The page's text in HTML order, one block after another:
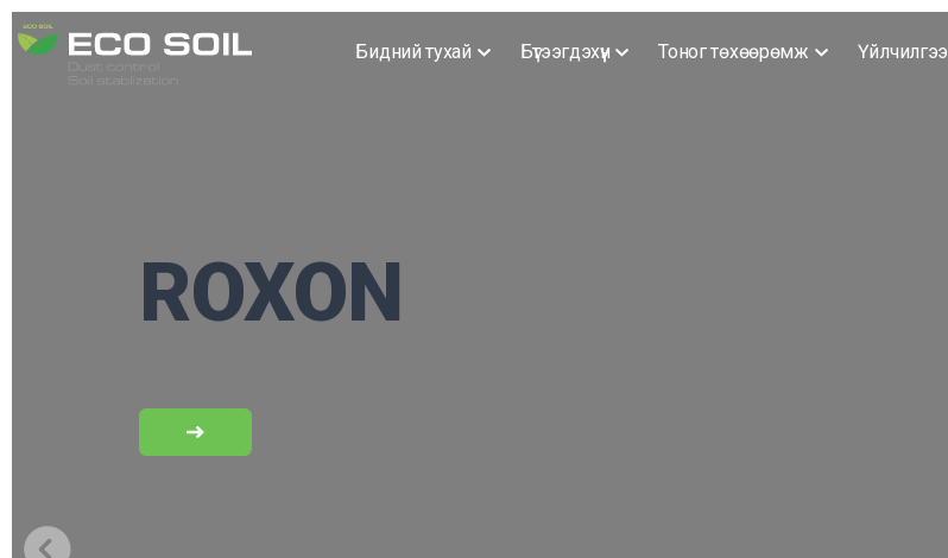
Бидний тухай Бүтээгдэхүүн Тоног төхөөрөмж Үйлчилгээ
ROXON